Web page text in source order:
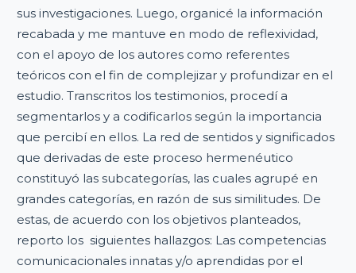
sus investigaciones. Luego, organicé la información
recabada y me mantuve en modo de reflexividad,
con el apoyo de los autores como referentes
teóricos con el fin de complejizar y profundizar en el
estudio. Transcritos los testimonios, procedí a
segmentarlos y a codificarlos según la importancia
que percibí en ellos. La red de sentidos y significados
que derivadas de este proceso hermenéutico
constituyó las subcategorías, las cuales agrupé en
grandes categorías, en razón de sus similitudes. De
estas, de acuerdo con los objetivos planteados,
reporto los siguientes hallazgos: Las competencias
comunicacionales innatas y/o aprendidas por el